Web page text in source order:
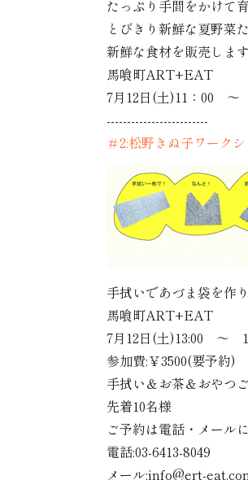
たっぷり手間をかけて
とびきり新鮮な夏野菜
新鮮な食材を販売しま
馬喰町ART+EAT
7月12日(土)11：00 ～
-------------------------
＃2:松野きぬ子ワーク
手拭いであづま袋を作
馬喰町ART+EAT
7月12日(土)13:00 ～
参加費:￥3500(要予約)
手拭い＆お茶＆おやつ
先着10名様
ご予約は電話・メール
電話:03-6413-8049
メール:info@ert-